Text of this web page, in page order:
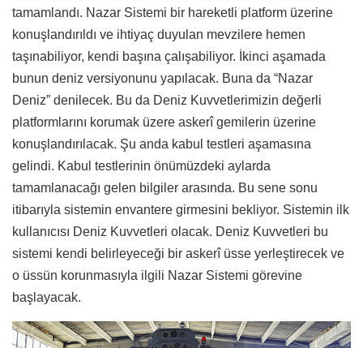
tamamlandı. Nazar Sistemi bir hareketli platform üzerine
konuşlandırıldı ve ihtiyaç duyulan mevzilere hemen
taşınabiliyor, kendi başına çalışabiliyor. İkinci aşamada
bunun deniz versiyonunu yapılacak. Buna da “Nazar
Deniz” denilecek. Bu da Deniz Kuvvetlerimizin değerli
platformlarını korumak üzere askerî gemilerin üzerine
konuşlandırılacak. Şu anda kabul testleri aşamasına
gelindi. Kabul testlerinin önümüzdeki aylarda
tamamlanacağı gelen bilgiler arasında. Bu sene sonu
itibarıyla sistemin envantere girmesini bekliyor. Sistemin ilk
kullanıcısı Deniz Kuvvetleri olacak. Deniz Kuvvetleri bu
sistemi kendi belirleyeceği bir askerî üsse yerleştirecek ve
o üssün korunmasıyla ilgili Nazar Sistemi görevine
başlayacak.